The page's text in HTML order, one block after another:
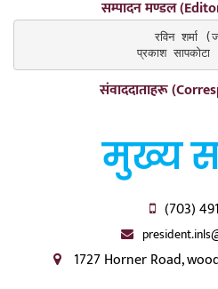
सम्पादन मण्डल
रविन शर्मा
प्रकाश सापकोटा
संवाददाताहरू
मुख्य
(703)
1727 Horner Road,